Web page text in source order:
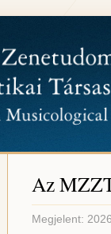
Az
Megjelent: